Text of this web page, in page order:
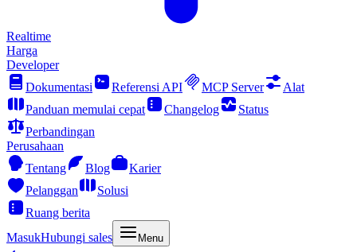
Realtime
Harga
Developer
Dokumentasi
Referensi API MCP Server
Alat
Panduan memulai cepat
Changelog
Status
Perbandingan
Perusahaan
Tentang
Blog
Karier
Pelanggan
Solusi
Ruang berita
MasukHubungi sales Menu